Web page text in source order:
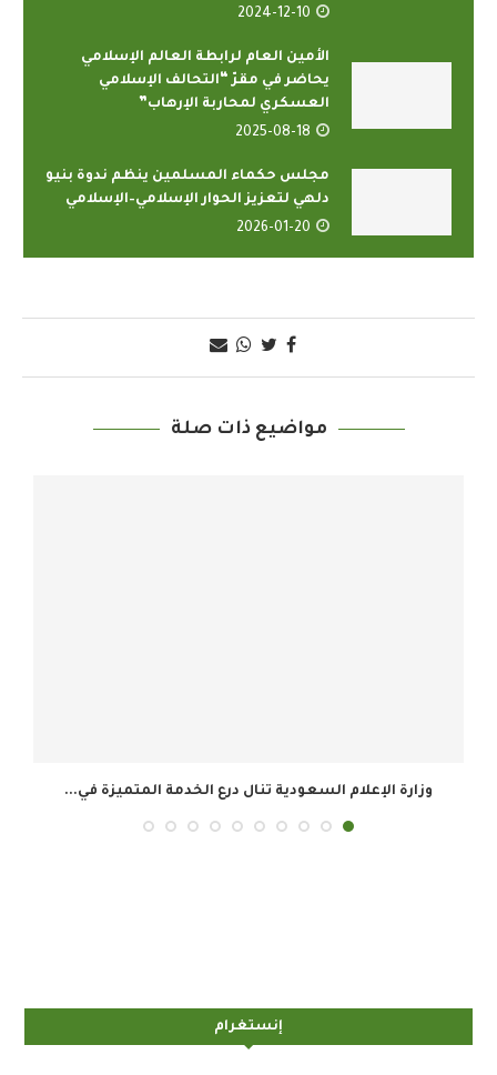
2024-12-10
الأمين العام لرابطة العالم الإسلامي
يحاضر في مقرّ “التحالف الإسلامي
العسكري لمحاربة الإرهاب”
2025-08-18
مجلس حكماء المسلمين ينظم ندوة بنيو
دلهي لتعزيز الحوار الإسلامي–الإسلامي
2026-01-20
مواضيع ذات صلة
المتميزة في... المجموعة السعودية للأبحاث والإعلام تحقق 34.8 مليون ريال...
إنستغرام